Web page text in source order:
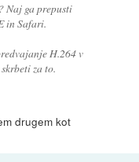
Naj ga prepusti
in Safari.
H.264 v
za to.
drugem kot